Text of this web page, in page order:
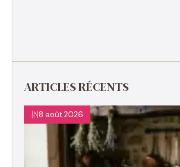
ARTICLES RÉCENTS
8 août 2026